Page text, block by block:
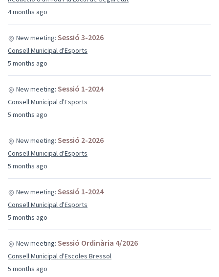
4 months ago
5 months ago
New meeting: Sessió 3-2026
Consell Municipal d'Esports
5 months ago
New meeting: Sessió 1-2024
Consell Municipal d'Esports
5 months ago
New meeting: Sessió 2-2026
Consell Municipal d'Esports
5 months ago
New meeting: Sessió 1-2024
Consell Municipal d'Esports
5 months ago
New meeting: Sessió Ordinària 4/2026
Consell Municipal d'Escoles Bressol